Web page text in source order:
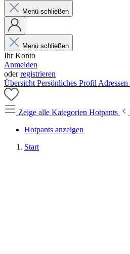
Menü schließen
Menü schließen
Ihr Konto
Anmelden
oderregistrieren
Übersicht Persönliches Profil Adressen
Zeige alle Kategorien Hotpants
Hotpants anzeigen
Start